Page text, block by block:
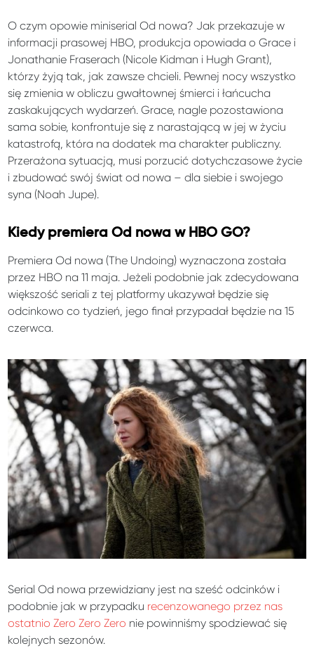
O czym opowie miniserial Od nowa? Jak przekazuje w
informacji prasowej HBO, produkcja opowiada o Grace i
Jonathanie Fraserach (Nicole Kidman i Hugh Grant),
którzy żyją tak, jak zawsze chcieli. Pewnej nocy wszystko
się zmienia w obliczu gwałtownej śmierci i łańcucha
zaskakujących wydarzeń. Grace, nagle pozostawiona
sama sobie, konfrontuje się z narastającą w jej w życiu
katastrofą, która na dodatek ma charakter publiczny.
Przerażona sytuacją, musi porzucić dotychczasowe życie
i zbudować swój świat od nowa – dla siebie i swojego
syna (Noah Jupe).
Kiedy premiera Od nowa w HBO GO?
Premiera Od nowa (The Undoing) wyznaczona została
przez HBO na 11 maja. Jeżeli podobnie jak zdecydowana
większość seriali z tej platformy ukazywał będzie się
odcinkowo co tydzień, jego finał przypadał będzie na 15
czerwca.
Serial Od nowa przewidziany jest na sześć odcinków i
podobnie jak w przypadku recenzowanego przez nas
ostatnio Zero Zero Zero nie powinniśmy spodziewać się
kolejnych sezonów.